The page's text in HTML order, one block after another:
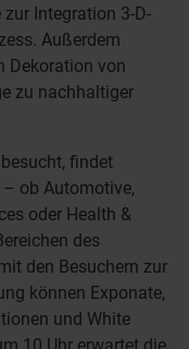
Integration 3-D-
Außerdem
Dekoration von
zu nachhaltiger
findet
ob Automotive,
oder Health &
des
den Besuchern zur
können Exponate,
und White